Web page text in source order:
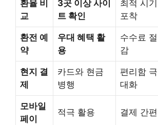
환율 비
교
3곳 이상 사이
트 확인
최적 시기
포착
환전 예
약
우대 혜택 활
용
수수료 절
감
현지 결
제
카드와 현금
병행
편리함 극
대화
모바일
페이
적극 활용 결제 간편